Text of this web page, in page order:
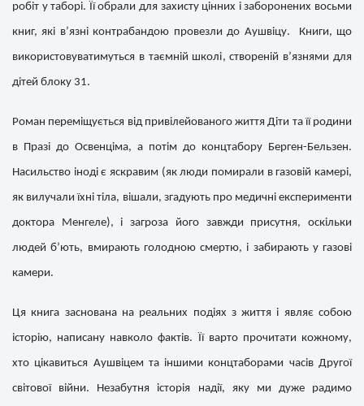
робіт у таборі. Її обрали для захисту цінних і заборонених восьми
книг, які в’язні контрабандою провезли до Аушвіцу. Книги, що
використовуватимуться в таємній школі, створеній в’язнями для
дітей блоку 31.
Роман переміщується від привілейованого життя Діти та її родини
в Празі до Освенціма, а потім до концтабору Берген-Бельзен.
Насильство іноді є яскравим (як люди помирали в газовій камері,
як вилучали їхні тіла, вішали, згадують про медичні експерименти
доктора Менгеле), і загроза його завжди присутня, оскільки
людей б’ють, вмирають голодною смертю, і забирають у газові
камери.
Ця книга заснована на реальних подіях з життя і являє собою
історію, написану навколо фактів. Її варто прочитати кожному,
хто цікавиться Аушвіцем та іншими концтаборами часів Другої
світової війни. Незабутня історія надії, яку ми дуже радимо